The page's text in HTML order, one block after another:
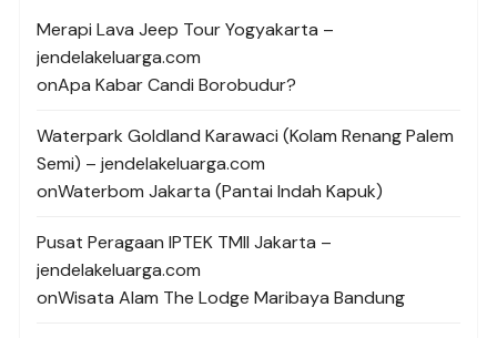
Merapi Lava Jeep Tour Yogyakarta –
jendelakeluarga.com
onApa Kabar Candi Borobudur?
Waterpark Goldland Karawaci (Kolam Renang Palem
Semi) – jendelakeluarga.com
onWaterbom Jakarta (Pantai Indah Kapuk)
Pusat Peragaan IPTEK TMII Jakarta –
jendelakeluarga.com
onWisata Alam The Lodge Maribaya Bandung